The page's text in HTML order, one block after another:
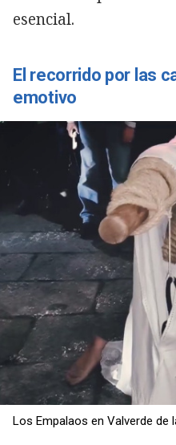
esencial.
El recorrido por las
emotivo
Los Empalaos en Valverde de